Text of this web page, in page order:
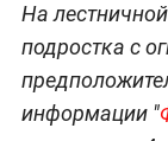
На
подростка с
информации "